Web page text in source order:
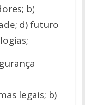
b)
d) futuro
legais; b)